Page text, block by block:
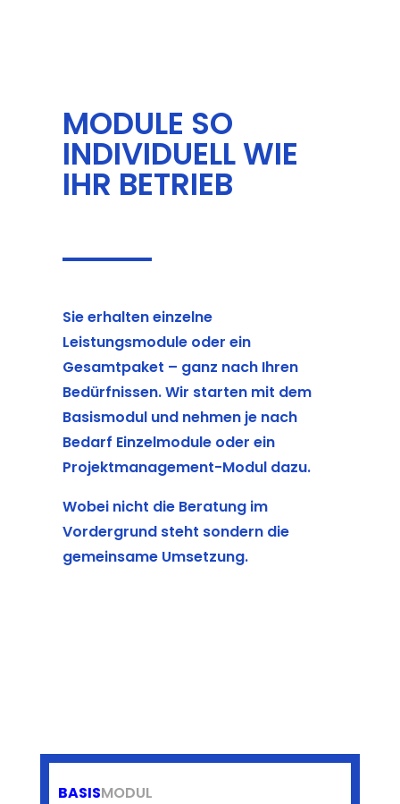
MODULE SO
INDIVIDUELL WIE
IHR BETRIEB
Sie erhalten einzelne
Leistungsmodule oder ein
Gesamtpaket – ganz nach Ihren
Bedürfnissen. Wir starten mit dem
Basismodul und nehmen je nach
Bedarf Einzelmodule oder ein
Projektmanagement-Modul dazu.
Wobei nicht die Beratung im
Vordergrund steht sondern die
gemeinsame Umsetzung.
BASISMODUL